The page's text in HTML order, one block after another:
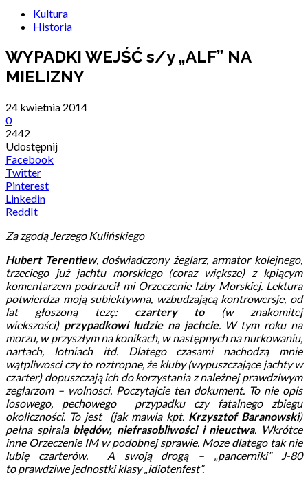
Kultura
Historia
WYPADKI WEJŚĆ s/y „ALF” NA
MIELIZNY
24 kwietnia 2014
0
2442
Udostępnij
Facebook
Twitter
Pinterest
Linkedin
ReddIt
Za zgodą Jerzego Kulińskiego
Hubert Terentiew, doświadczony żeglarz, armator kolejnego,
trzeciego już jachtu morskiego (coraz większe) z kpiącym
komentarzem podrzucił mi Orzeczenie Izby Morskiej. Lektura
potwierdza moją subiektywna, wzbudzającą kontrowersje, od
lat głoszoną tezę: czartery to(w znakomitej
wiekszości)przypadkowi ludzie na jachcie. W tym roku na
morzu, w przyszłym na konikach, w następnych na nurkowaniu,
nartach, lotniach itd. Dlatego czasami nachodzą mnie
wątpliwosci czy to roztropne, że kluby (wypuszczające jachty w
czarter) dopuszczają ich do korzystania z należnej prawdziwym
zeglarzom – wolnosci. Poczytajcie ten dokument. To nie opis
losowego, pechowego przypadku czy fatalnego zbiegu
okoliczności. To jest (jak mawia kpt. Krzysztof Baranowski)
pełna spirala błędów, niefrasobliwości i nieuctwa. Wkrótce
inne Orzeczenie IM w podobnej sprawie. Moze dlatego tak nie
lubię czarterów. A swoją drogą – „pancerniki” J-80
to prawdziwe jednostki klasy „idiotenfest”.